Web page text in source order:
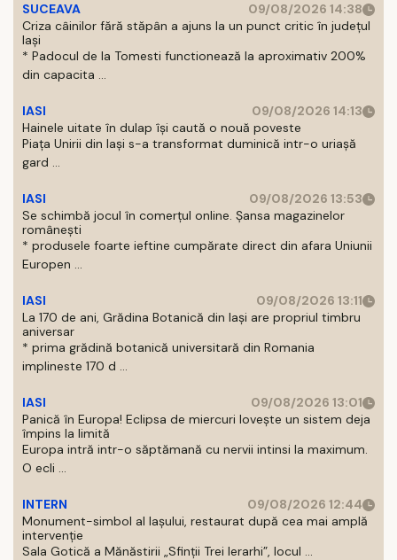
SUCEAVA
09/08/2026 14:38
Criza câinilor fără stăpân a ajuns la un punct critic în județul
Iași
* Padocul de la Tomesti functionează la aproximativ 200%
din capacita ...
IASI
09/08/2026 14:13
Hainele uitate în dulap îşi caută o nouă poveste
Piaţa Unirii din Iaşi s-a transformat duminică intr-o uriaşă
gard ...
IASI
09/08/2026 13:53
Se schimbă jocul în comerțul online. Șansa magazinelor
românești
* produsele foarte ieftine cumpărate direct din afara Uniunii
Europen ...
IASI
09/08/2026 13:11
La 170 de ani, Grădina Botanică din Iași are propriul timbru
aniversar
* prima grădină botanică universitară din Romania
implineste 170 d ...
IASI
09/08/2026 13:01
Panică în Europa! Eclipsa de miercuri lovește un sistem deja
împins la limită
Europa intră intr-o săptămană cu nervii intinsi la maximum.
O ecli ...
INTERN
09/08/2026 12:44
Monument-simbol al Iaşului, restaurat după cea mai amplă
intervenţie
Sala Gotică a Mănăstirii „Sfinţii Trei Ierarhi”, locul ...